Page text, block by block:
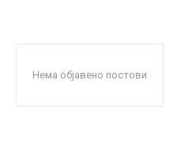
Нема објавено постови